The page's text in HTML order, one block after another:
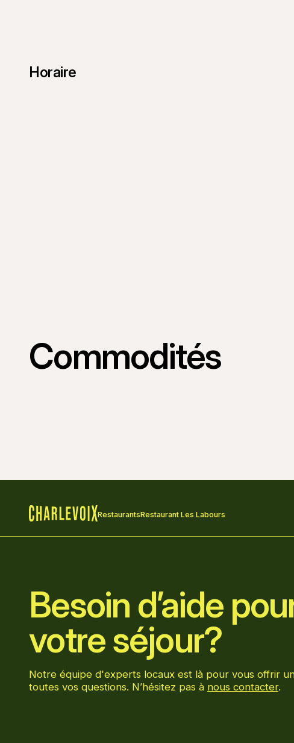
Horaire
Commodités
RestaurantsRestaurant Les Labours
Besoin d’aide
votre séjour?
Notre équipe d'experts locaux est là pour vous offrir
toutes vos questions. N’hésitez pas à nous contacter.